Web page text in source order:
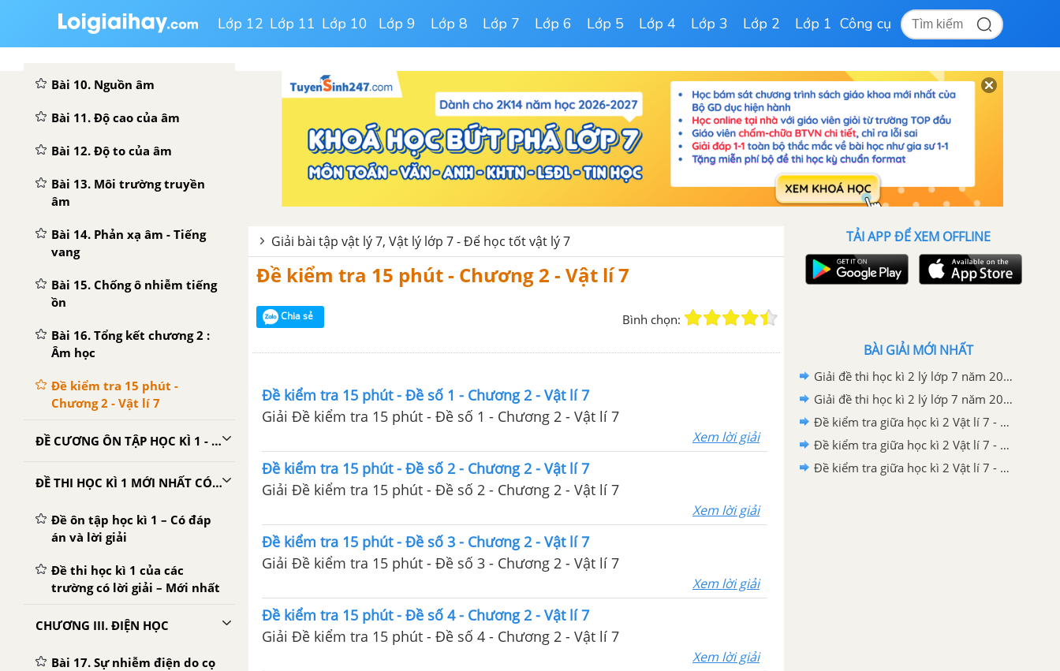
Lớp 12 Lớp 11 Lớp 10 Lớp 9 Lớp 8 Lớp 7 Lớp 6 Lớp 5 Lớp 4 Lớp 3 Lớp 2 Lớp 1 Công cụ
CHƯƠNG II. ÂM HỌC
Bài 10. Nguồn âm
Bài 11. Độ cao của âm
Bài 12. Độ to của âm
Bài 13. Môi trường truyền
âm
Bài 14. Phản xạ âm - Tiếng
vang
Bài 15. Chống ô nhiễm tiếng
ồn
Bài 16. Tổng kết chương 2 :
Âm học
Đề kiểm tra 15 phút -
Chương 2 - Vật lí 7
ĐỀ CƯƠNG ÔN TẬP HỌC KÌ 1 - VẬT LÍ 7
ĐỀ THI HỌC KÌ 1 MỚI NHẤT CÓ LỜI GIẢI
Đề ôn tập học kì 1 – Có đáp
án và lời giải
Đề thi học kì 1 của các
trường có lời giải – Mới nhất
CHƯƠNG III. ĐIỆN HỌC
Bài 17. Sự nhiễm điện do cọ
Giải bài tập vật lý 7, Vật lý lớp 7 - Để học tốt vật lý 7
Đề kiểm tra 15 phút - Chương 2 - Vật lí 7
Chia sẻ Bình chọn:
Đề kiểm tra 15 phút - Đề số 1 - Chương 2 - Vật lí 7
Giải Đề kiểm tra 15 phút - Đề số 1 - Chương 2 - Vật lí 7
Xem lời giải
Đề kiểm tra 15 phút - Đề số 2 - Chương 2 - Vật lí 7
Giải Đề kiểm tra 15 phút - Đề số 2 - Chương 2 - Vật lí 7
Xem lời giải
Đề kiểm tra 15 phút - Đề số 3 - Chương 2 - Vật lí 7
Giải Đề kiểm tra 15 phút - Đề số 3 - Chương 2 - Vật lí 7
Xem lời giải
Đề kiểm tra 15 phút - Đề số 4 - Chương 2 - Vật lí 7
Giải Đề kiểm tra 15 phút - Đề số 4 - Chương 2 - Vật lí 7
Xem lời giải
TẢI APP ĐỂ XEM OFFLINE
BÀI GIẢI MỚI NHẤT
Giải đề thi học kì 2 lý lớp 7 năm 2020 - 2021 Phòng GD&ĐT Hải Lăng
Giải đề thi học kì 2 lý lớp 7 năm 2020 - 2021 Phòng GD&DT huyện Bình Gia
Đề kiểm tra giữa học kì 2 Vật lí 7 - Đề số 03 có lời giải chi tiết
Đề kiểm tra giữa học kì 2 Vật lí 7 - Đề số 02 có lời giải chi tiết
Đề kiểm tra giữa học kì 2 Vật lí 7 - Đề số 01 có lời giải chi tiết